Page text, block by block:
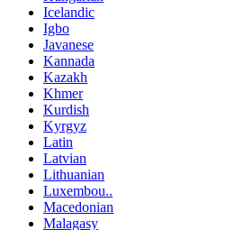
Icelandic
Igbo
Javanese
Kannada
Kazakh
Khmer
Kurdish
Kyrgyz
Latin
Latvian
Lithuanian
Luxembou..
Macedonian
Malagasy